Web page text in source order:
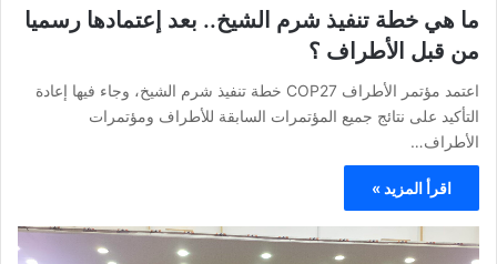
ما هي خطة تنفيذ شرم الشيخ.. بعد إعتمادها رسميا
من قبل الأطراف ؟
اعتمد مؤتمر الأطراف COP27 خطة تنفيذ شرم الشيخ، وجاء فيها إعادة
التأكيد على نتائج جميع المؤتمرات السابقة للأطراف ومؤتمرات
الأطراف…
اقرأ المزيد »